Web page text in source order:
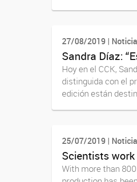
27/08/2019 |
Sandra Díaz:
Hoy en el CCK,
distinguida con el
edición están
25/07/2019 |
Scientists
With more than